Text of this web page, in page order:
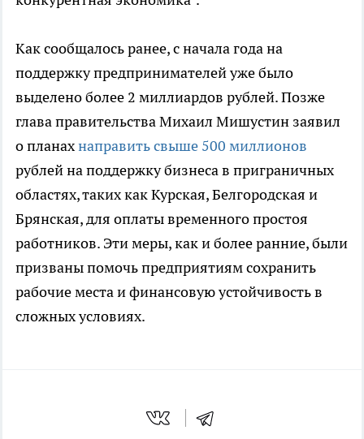
Как сообщалось ранее, с начала года на
поддержку предпринимателей уже было
выделено более 2 миллиардов рублей. Позже
глава правительства Михаил Мишустин заявил
о планахнаправить свыше 500 миллионов
рублей на поддержку бизнеса в приграничных
областях, таких как Курская, Белгородская и
Брянская, для оплаты временного простоя
работников. Эти меры, как и более ранние, были
призваны помочь предприятиям сохранить
рабочие места и финансовую устойчивость в
сложных условиях.